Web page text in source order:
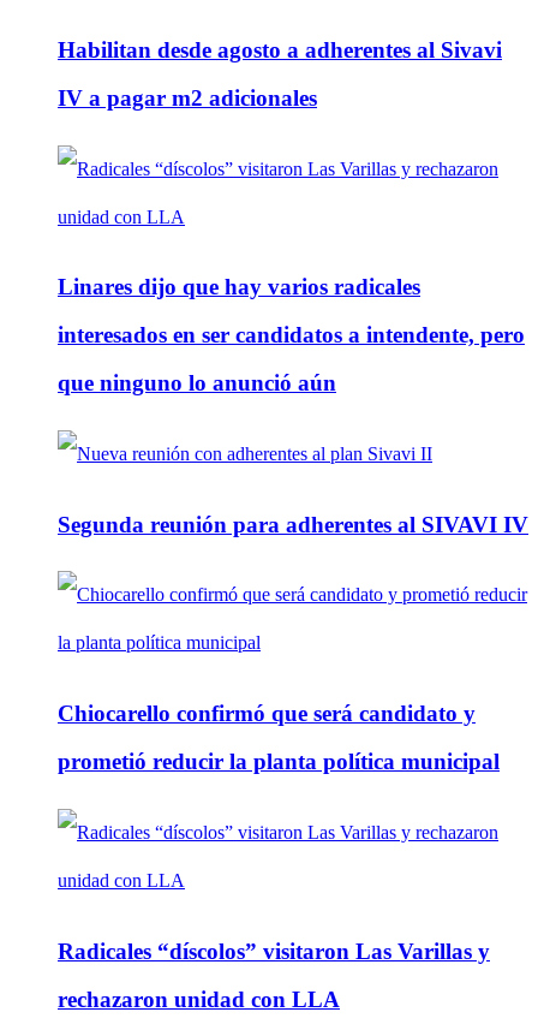
Habilitan desde agosto a adherentes al Sivavi
IV a pagar m2 adicionales
Linares dijo que hay varios radicales
interesados en ser candidatos a intendente, pero
que ninguno lo anunció aún
Segunda reunión para adherentes al SIVAVI IV
Chiocarello confirmó que será candidato y
prometió reducir la planta política municipal
Radicales “díscolos” visitaron Las Varillas y
rechazaron unidad con LLA